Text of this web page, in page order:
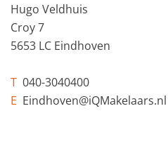
minuten op de uitvalswegen
Eindhoven en ’s-
om fantastisch te wonen en
Hilvarenbeek. Kortom een
Hugo Veldhuis
Croy 7
5653 LC Eindhoven
T 040-3040400
E Eindhoven@iQMakelaars.nl